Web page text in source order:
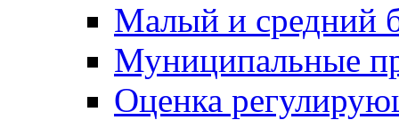
Малый и средний
Муниципальные
Оценка